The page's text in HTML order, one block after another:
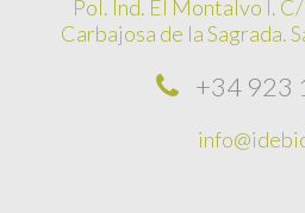
Pol. Ind. El Montalvo I.
Carbajosa de la Sagrada.
+34 923